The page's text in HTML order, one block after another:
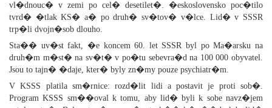
vl�dnouc� v zemi po cel� desetilet�. �eskoslovensko poc�tilo
tvrd� �tlak KS� a� po druh� sv�tov� v�lce. Lid� v SSSR
trp�li dvojn�sob dlouho.
Sta�� uv�st fakt, �e koncem 60. let SSSR byl po Ma�arsku na
druh�m m�st� na sv�t� v po�tu sebevra�d na 100 000 obyvatel.
Jsou to tajn� �daje, kter� byly zn�my pouze psychiatr�m.
V KSSS platila sm�rnice: rozd�lit lidi a postavit je proti sob�.
Program KSSS sm��oval k tomu, aby lid� byli k sobe navz�jem